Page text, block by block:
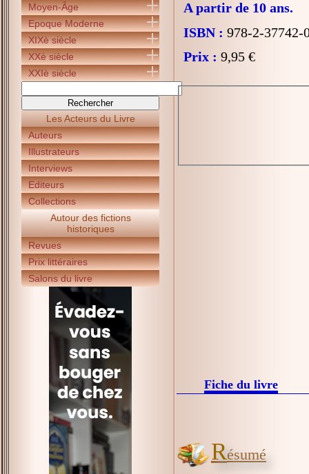
Moyen-Âge
Epoque Moderne
XIXè siècle
XXè siècle
XXIè siècle
Les Acteurs du Livre
Auteurs
Illustrateurs
Interviews
Editeurs
Collections
Autour des fictions
historiques
Revues
Prix littéraires
Salons du livre
A partir de 10 ans.
ISBN : 978-2-37742-
Prix : 9,95 €
Fiche du livre
Résumé